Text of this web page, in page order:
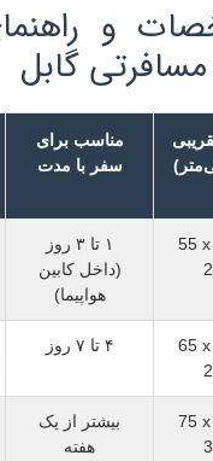
و راهنمای
گابل
مناسب برای
سفر با مدت
۱ تا ۳ روز
(داخل کابین
هواپیما)
بیشتر از یک